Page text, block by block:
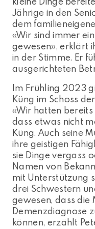
Jährige in den
dem
«Wir sind immer
gewesen», erklärt
in der Stimme. Er
ausgerichteten
Im Frühling 2023
Küng im Schoss
«Wir hatten
dass etwas nicht
Küng. Auch seine
ihre geistigen
sie Dinge vergass
Namen von
mit Unterstützung
drei Schwestern
gewesen, dass
Demenzdiagnose
können, erzählt